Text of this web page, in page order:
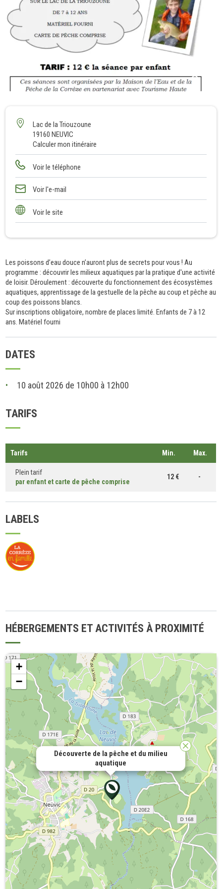
Lac de la Triouzoune
19160 NEUVIC
Calculer mon itinéraire
Voir le téléphone
Voir l'e-mail
Voir le site
Les poissons d’eau douce n’auront plus de secrets pour vous ! Au
programme : découvrir les milieux aquatiques par la pratique d'une activité
de loisir. Déroulement : découverte du fonctionnement des écosystèmes
aquatiques, apprentissage de la gestuelle de la pêche au coup et pêche au
coup des poissons blancs.
Sur inscriptions obligatoire, nombre de places limité. Enfants de 7 à 12
ans. Matériel fourni
DATES
10 août 2026 de 10h00 à 12h00
TARIFS
Tarifs Min. Max.
Plein tarif
par enfant et carte de pêche comprise
12 € -
LABELS
HÉBERGEMENTS ET ACTIVITÉS À PROXIMITÉ
Découverte de la pêche et du milieu
aquatique
+
−